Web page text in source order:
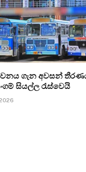
ගැන අවසන්
සියල්ල රැස්වෙයි